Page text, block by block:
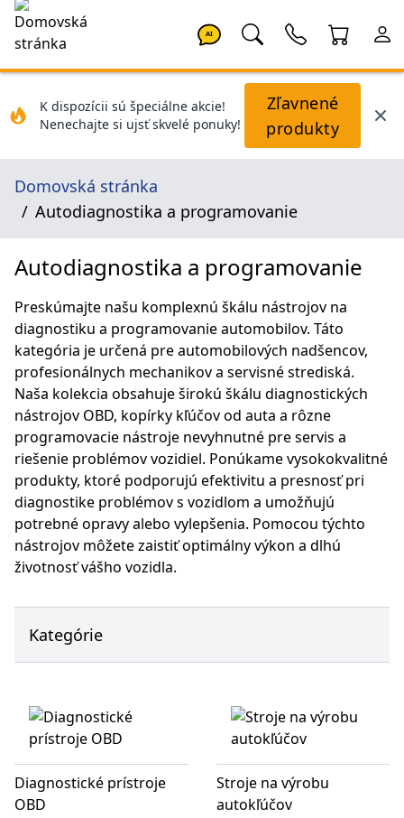
AI
K dispozícii sú špeciálne akcie!
Nenechajte si ujsť skvelé ponuky!
Zľavnené
produkty
Domovská stránka
Autodiagnostika a programovanie
Autodiagnostika a programovanie
Preskúmajte našu komplexnú škálu nástrojov na
diagnostiku a programovanie automobilov. Táto
kategória je určená pre automobilových nadšencov,
profesionálnych mechanikov a servisné strediská.
Naša kolekcia obsahuje širokú škálu diagnostických
nástrojov OBD, kopírky kľúčov od auta a rôzne
programovacie nástroje nevyhnutné pre servis a
riešenie problémov vozidiel. Ponúkame vysokokvalitné
produkty, ktoré podporujú efektivitu a presnosť pri
diagnostike problémov s vozidlom a umožňujú
potrebné opravy alebo vylepšenia. Pomocou týchto
nástrojov môžete zaistiť optimálny výkon a dlhú
životnosť vášho vozidla.
Kategórie
Diagnostické prístroje
OBD
Stroje na výrobu
autokľúčov